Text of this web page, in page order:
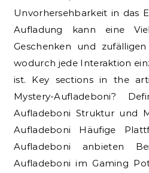
Unvorhersehbarkeit in das
Aufladung kann eine
Geschenken und
wodurch jede Interaktion
ist. Key sections in the
Mystery-Aufladeboni?
Aufladeboni Struktur und
Aufladeboni Häufige
Aufladeboni anbieten
Aufladeboni im Gaming